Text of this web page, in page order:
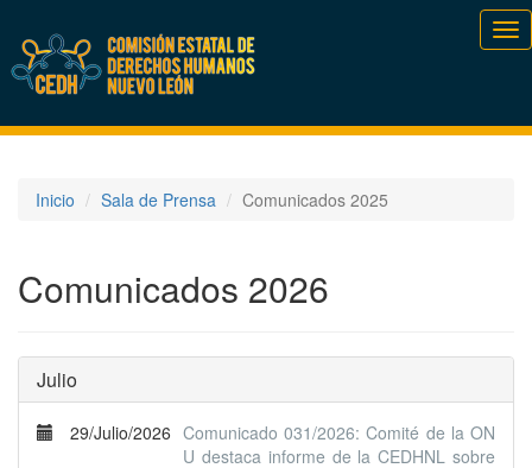
Inicio Sala de Prensa Comunicados 2025
Comunicados 2026
Julio
29/Julio/2026 Comunicado 031/2026: Comité de la ON
U destaca informe de la CEDHNL sobre